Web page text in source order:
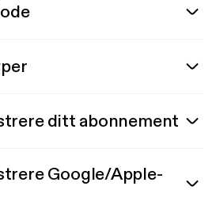
ditt abonnement
Google/Apple-